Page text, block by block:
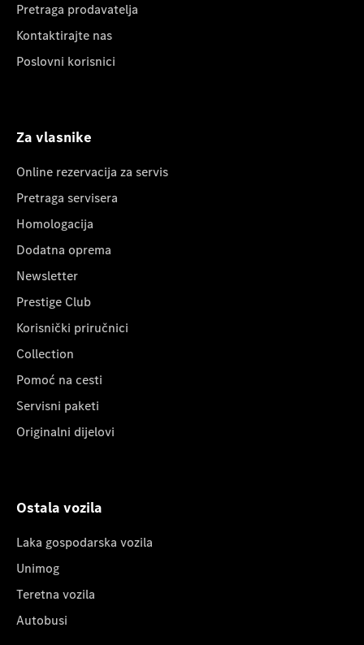
Pretraga prodavatelja
Kontaktirajte nas
Poslovni korisnici
Za vlasnike
Online rezervacija za servis
Pretraga servisera
Homologacija
Dodatna oprema
Newsletter
Prestige Club
Korisnički priručnici
Collection
Pomoć na cesti
Servisni paketi
Originalni dijelovi
Ostala vozila
Laka gospodarska vozila
Unimog
Teretna vozila
Autobusi